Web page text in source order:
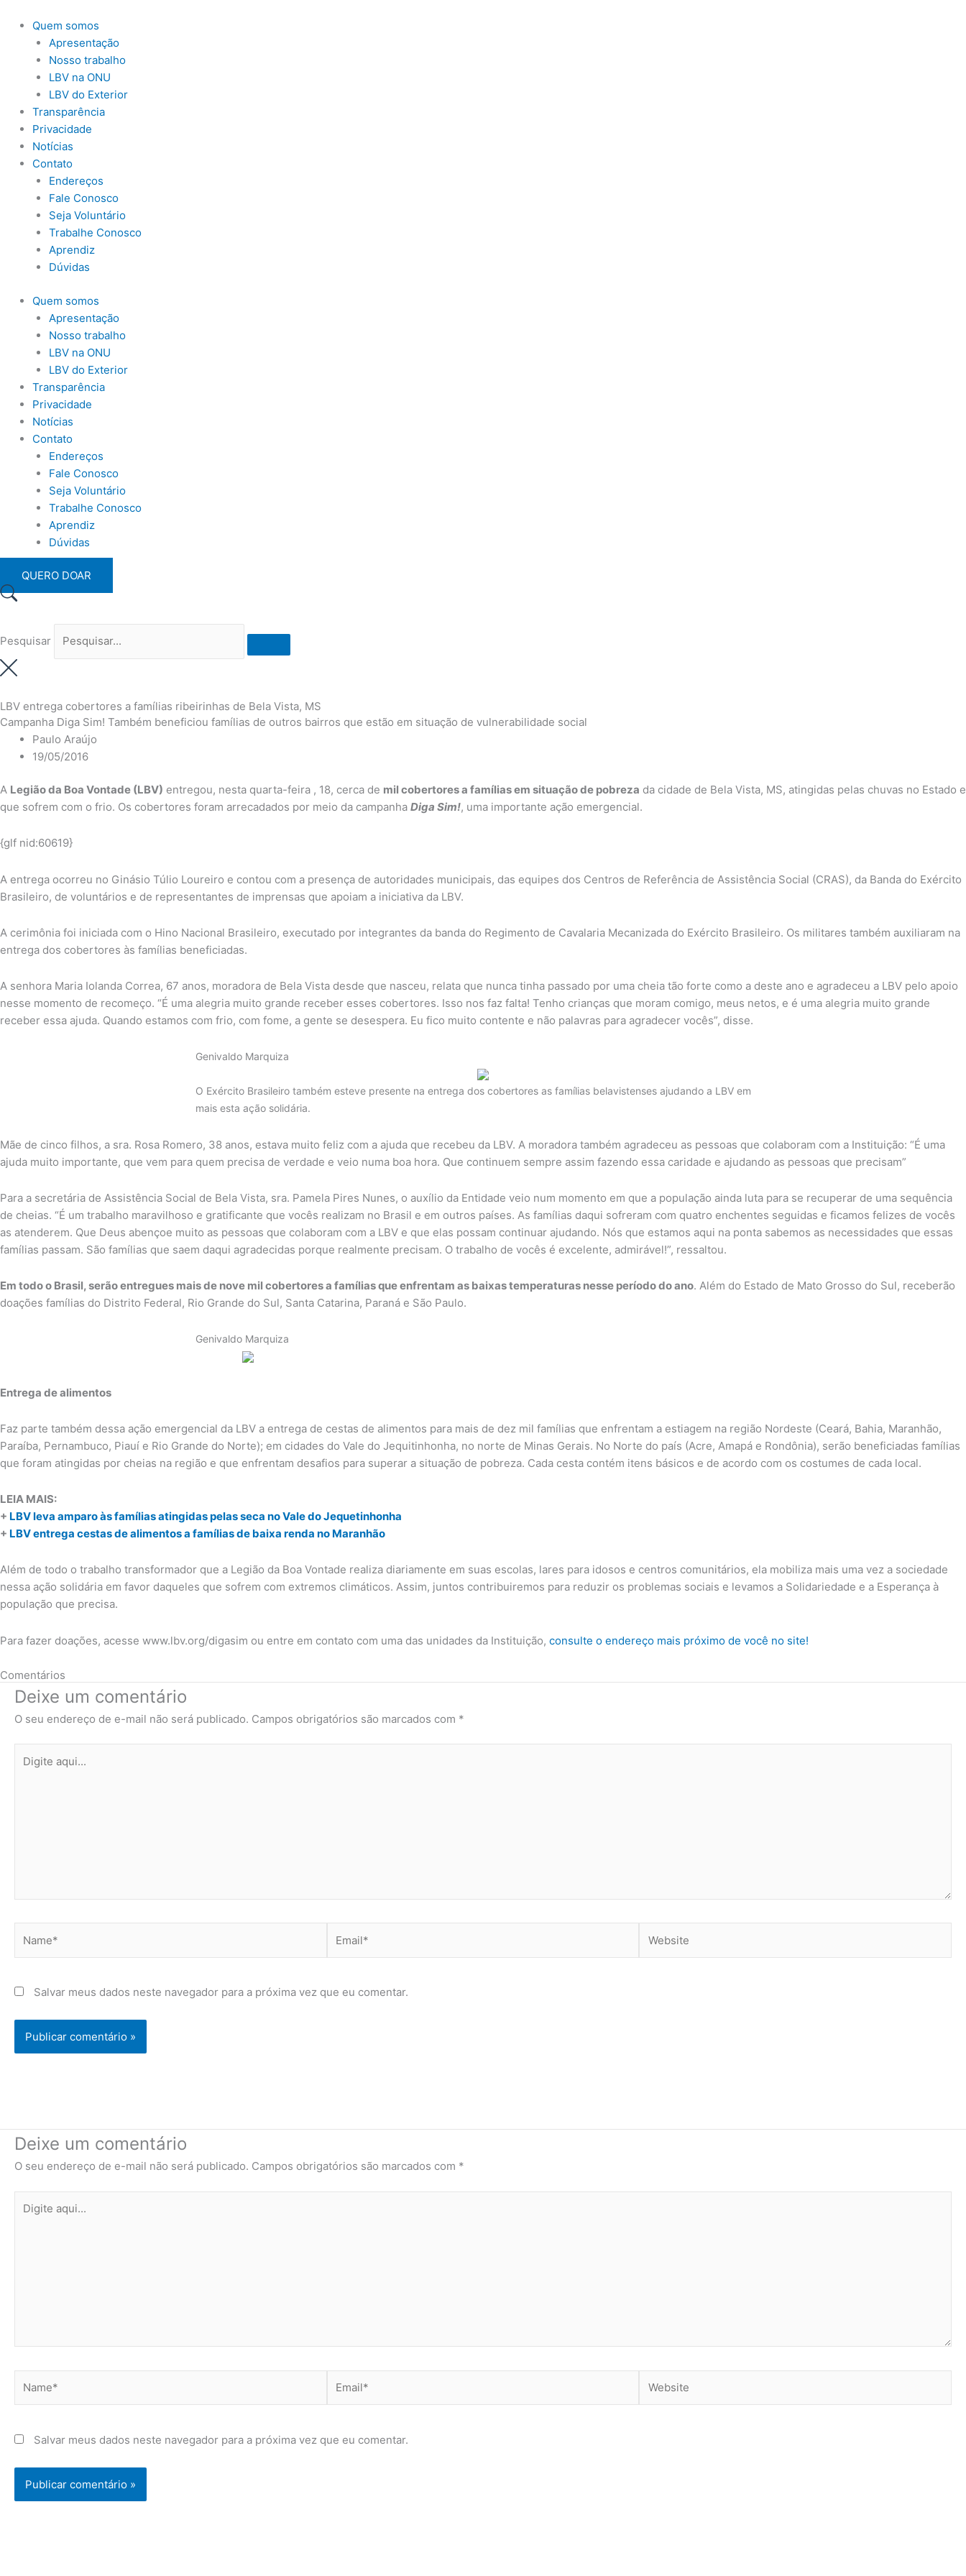
para
conteúdo
Quem somos
Apresentação
Nosso trabalho
LBV na ONU
LBV do Exterior
Transparência
Privacidade
Notícias
Contato
Endereços
Fale Conosco
Seja Voluntário
Trabalhe Conosco
Aprendiz
Dúvidas
Quem somos
Apresentação
Nosso trabalho
LBV na ONU
LBV do Exterior
Transparência
Privacidade
Notícias
Contato
Endereços
Fale Conosco
Seja Voluntário
Trabalhe Conosco
Aprendiz
Dúvidas
QUERO DOAR
Pesquisar
LBV entrega cobertores a famílias ribeirinhas de Bela Vista, MS
Campanha Diga Sim! Também beneficiou famílias de outros bairros que estão em situação de vulnerabilidade social
Paulo Araújo
19/05/2016
A Legião da Boa Vontade (LBV) entregou, nesta quarta-feira , 18, cerca de mil cobertores a famílias em situação de pobreza da cidade de Bela Vista, MS, atingidas pelas chuvas no Estado e
que sofrem com o frio. Os cobertores foram arrecadados por meio da campanha Diga Sim!, uma importante ação emergencial.
{glf nid:60619}
A entrega ocorreu no Ginásio Túlio Loureiro e contou com a presença de autoridades municipais, das equipes dos Centros de Referência de Assistência Social (CRAS), da Banda do Exército
Brasileiro, de voluntários e de representantes de imprensas que apoiam a iniciativa da LBV.
A cerimônia foi iniciada com o Hino Nacional Brasileiro, executado por integrantes da banda do Regimento de Cavalaria Mecanizada do Exército Brasileiro. Os militares também auxiliaram na
entrega dos cobertores às famílias beneficiadas.
A senhora Maria Iolanda Correa, 67 anos, moradora de Bela Vista desde que nasceu, relata que nunca tinha passado por uma cheia tão forte como a deste ano e agradeceu a LBV pelo apoio
nesse momento de recomeço. “É uma alegria muito grande receber esses cobertores. Isso nos faz falta! Tenho crianças que moram comigo, meus netos, e é uma alegria muito grande
receber essa ajuda. Quando estamos com frio, com fome, a gente se desespera. Eu fico muito contente e não palavras para agradecer vocês”, disse.
Genivaldo Marquiza
O Exército Brasileiro também esteve presente na entrega dos cobertores as famílias belavistenses ajudando a LBV em
mais esta ação solidária.
Mãe de cinco filhos, a sra. Rosa Romero, 38 anos, estava muito feliz com a ajuda que recebeu da LBV. A moradora também agradeceu as pessoas que colaboram com a Instituição: “É uma
ajuda muito importante, que vem para quem precisa de verdade e veio numa boa hora. Que continuem sempre assim fazendo essa caridade e ajudando as pessoas que precisam”
Para a secretária de Assistência Social de Bela Vista, sra. Pamela Pires Nunes, o auxílio da Entidade veio num momento em que a população ainda luta para se recuperar de uma sequência
de cheias. “É um trabalho maravilhoso e gratificante que vocês realizam no Brasil e em outros países. As famílias daqui sofreram com quatro enchentes seguidas e ficamos felizes de vocês
as atenderem. Que Deus abençoe muito as pessoas que colaboram com a LBV e que elas possam continuar ajudando. Nós que estamos aqui na ponta sabemos as necessidades que essas
famílias passam. São famílias que saem daqui agradecidas porque realmente precisam. O trabalho de vocês é excelente, admirável!”, ressaltou.
Em todo o Brasil, serão entregues mais de nove mil cobertores a famílias que enfrentam as baixas temperaturas nesse período do ano. Além do Estado de Mato Grosso do Sul, receberão
doações famílias do Distrito Federal, Rio Grande do Sul, Santa Catarina, Paraná e São Paulo.
Genivaldo Marquiza
Entrega de alimentos
Faz parte também dessa ação emergencial da LBV a entrega de cestas de alimentos para mais de dez mil famílias que enfrentam a estiagem na região Nordeste (Ceará, Bahia, Maranhão,
Paraíba, Pernambuco, Piauí e Rio Grande do Norte); em cidades do Vale do Jequitinhonha, no norte de Minas Gerais. No Norte do país (Acre, Amapá e Rondônia), serão beneficiadas famílias
que foram atingidas por cheias na região e que enfrentam desafios para superar a situação de pobreza. Cada cesta contém itens básicos e de acordo com os costumes de cada local.
LEIA MAIS:
+ LBV leva amparo às famílias atingidas pelas seca no Vale do Jequetinhonha
+ LBV entrega cestas de alimentos a famílias de baixa renda no Maranhão
Além de todo o trabalho transformador que a Legião da Boa Vontade realiza diariamente em suas escolas, lares para idosos e centros comunitários, ela mobiliza mais uma vez a sociedade
nessa ação solidária em favor daqueles que sofrem com extremos climáticos. Assim, juntos contribuiremos para reduzir os problemas sociais e levamos a Solidariedade e a Esperança à
população que precisa.
Para fazer doações, acesse www.lbv.org/digasim ou entre em contato com uma das unidades da Instituição, consulte o endereço mais próximo de você no site!
Comentários
Deixe um comentário
O seu endereço de e-mail não será publicado. Campos obrigatórios são marcados com *
aqui...
Salvar meus dados neste navegador para a próxima vez que eu comentar.
Deixe um comentário
O seu endereço de e-mail não será publicado. Campos obrigatórios são marcados com *
aqui...
Salvar meus dados neste navegador para a próxima vez que eu comentar.